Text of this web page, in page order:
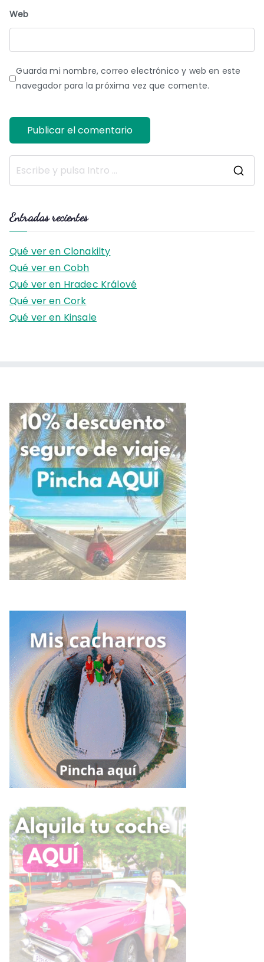
Web
Guarda mi nombre, correo electrónico y web en este
navegador para la próxima vez que comente.
Entradas recientes
Qué ver en Clonakilty
Qué ver en Cobh
Qué ver en Hradec Králové
Qué ver en Cork
Qué ver en Kinsale